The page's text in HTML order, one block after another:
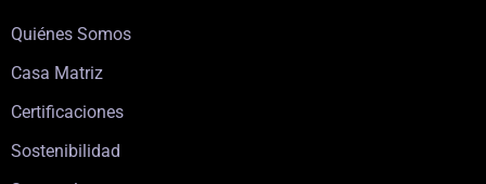
Quiénes Somos
Casa Matriz
Certificaciones
Sostenibilidad